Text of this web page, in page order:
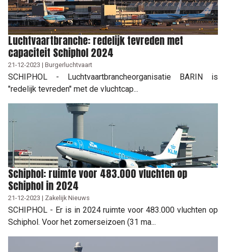
Luchtvaartbranche: redelijk tevreden met
capaciteit Schiphol 2024
21-12-2023 | Burgerluchtvaart
SCHIPHOL - Luchtvaartbrancheorganisatie BARIN is
"redelijk tevreden" met de vluchtcap...
Schiphol: ruimte voor 483.000 vluchten op
Schiphol in 2024
21-12-2023 | Zakelijk Nieuws
SCHIPHOL - Er is in 2024 ruimte voor 483.000 vluchten op
Schiphol. Voor het zomerseizoen (31 ma...